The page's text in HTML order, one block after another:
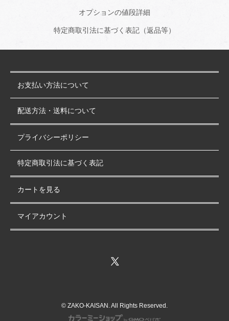
オプションの値段詳細
特定商取引法に基づく表記（返品等）
お支払い方法について
配送方法・送料について
プライバシーポリシー
特定商取引法に基づく表記
カートを見る
マイアカウント
© ZAKO-KAISAN. All Rights Reserved.